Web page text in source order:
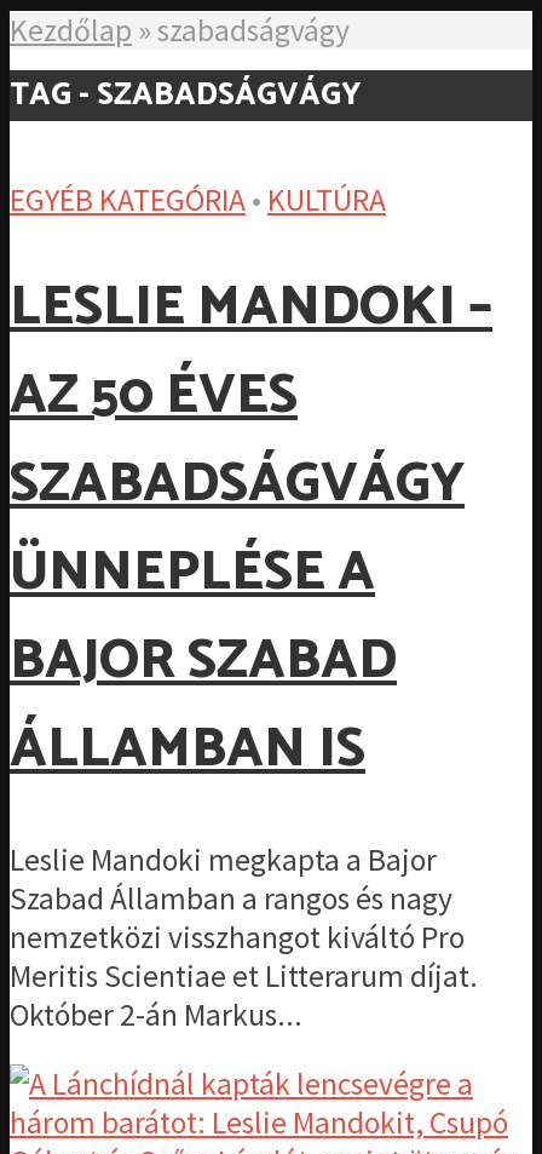
Kezdőlap »szabadságvágy
TAG - SZABADSÁGVÁGY
EGYÉB KATEGÓRIA• KULTÚRA
LESLIE MANDOKI –
AZ 50 ÉVES
SZABADSÁGVÁGY
ÜNNEPLÉSE A
BAJOR SZABAD
ÁLLAMBAN IS
Leslie Mandoki megkapta a Bajor
Szabad Államban a rangos és nagy
nemzetközi visszhangot kiváltó Pro
Meritis Scientiae et Litterarum díjat.
Október 2-án Markus...